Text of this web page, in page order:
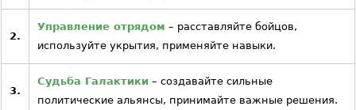
2.
Управление отрядом – расставляйте бойцов,
используйте укрытия, применяйте навыки.
3.
Судьба Галактики – создавайте сильные
политические альянсы, принимайте важные решения.